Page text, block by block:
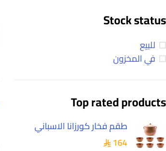
Stock status
للبيع
في المخزون
Top rated products
طقم فخار كورزانا الاسباني
164